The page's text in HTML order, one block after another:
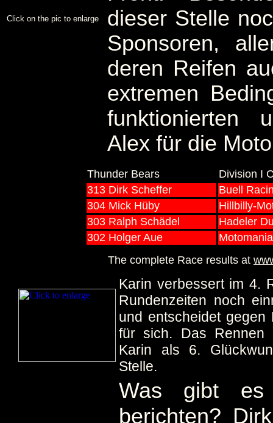
Click on the pic to enlarge
dieser Stelle
Sponsoren,
deren Reifen
extremen
funktionierten
Alex für die
Thunder Bears
Division I
313 Dirk Scheffer
Buell
304 Mick Hüby
Hillbilly-
303 Ralph Schädel
Hadeler
302 Holger Aue
The complete Race results at
Karin verbessert im 4.
Rundenzeiten noch
und entscheidet
für sich. Das Rennen
Karin als 6.
Stelle.
Was gibt
berichten?